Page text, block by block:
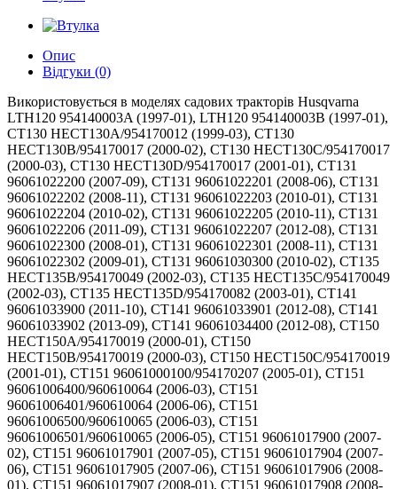
Опис
Відгуки (0)
Використовується в моделях садових тракторів Husqvarna LTH120 954140003A (1997-01), LTH120 954140003B (1997-01), CT130 HECT130A/954170012 (1999-03), CT130 HECT130B/954170017 (2000-02), CT130 HECT130C/954170017 (2000-03), CT130 HECT130D/954170017 (2001-01), CT131 96061022200 (2007-09), CT131 96061022201 (2008-06), CT131 96061022202 (2008-11), CT131 96061022203 (2010-01), CT131 96061022204 (2010-02), CT131 96061022205 (2010-11), CT131 96061022206 (2011-09), CT131 96061022207 (2012-08), CT131 96061022300 (2008-01), CT131 96061022301 (2008-11), CT131 96061022302 (2009-01), CT131 96061030300 (2010-02), CT135 HECT135B/954170049 (2002-03), CT135 HECT135C/954170049 (2002-03), CT135 HECT135D/954170082 (2003-01), CT141 96061033900 (2011-10), CT141 96061033901 (2012-08), CT141 96061033902 (2013-09), CT141 96061034400 (2012-08), CT150 HECT150A/954170019 (2000-01), CT150 HECT150B/954170019 (2000-03), CT150 HECT150C/954170019 (2001-01), CT151 96061000100/954170207 (2005-01), CT151 96061006400/960610064 (2006-03), CT151 96061006401/960610064 (2006-06), CT151 96061006500/960610065 (2006-03), CT151 96061006501/960610065 (2006-05), CT151 96061017900 (2007-02), CT151 96061017901 (2007-05), CT151 96061017904 (2007-06), CT151 96061017905 (2007-06), CT151 96061017906 (2008-01), CT151 96061017907 (2008-01), CT151 96061017908 (2008-09), CT151 96061017909 (2009-01), CT151 96061018000 (2007-02), CT151 96061018001 (2007-05), CT151 96061018002 (2007-05), CT151 96061018003 (2007-05), CT151 96061018004/960610180 (2007-05), CT151 96061018005 (2007-10), CT151 96061018006 (2008-09), CT151 96061018007 (2009-01), CT151 96061018008 (2009-02), CT151 96061027400 (2010-01), CT151 96061027500 (2010-01), CT151 HECT151A/954170207 (2004-01), CT151 HECT151B/954170207 (2004-06), CT151 HECT151C/954170207 (2004-06), CT160 HECT160A/954170020 (2000-02), CT160 HECT160B/954170020 (2000-03), CT160 HECT160D/954170020 (2001-01), CTH130 954140100A (1999-10), CTH130 HECTH130A/954170018 (2000-03), CTH130 HECTH130B/954170018 (2000-03), CTH130 HECTH130C/954170018 (2001-02), CTH130 HECTH130D/954170018 (2001-02), CTH135 HAUCTH135A/954170095 (2003-01), CTH135 HECTH135A/954170050 (2002-01), CTH135 HECTH135B/954170068 (2002-01), CTH135 HECTH135C/954170068 (2002-02), CTH135 HECTH135D/954170068 (2002-03), CTH135 HECTH135E/954170083 (2003-01), CTH140 TWIN (2008-08), CTH140 TWIN 96061018500 (2007-04), CTH140 TWIN 96061018501 (2007-05), CTH140 TWIN 96061018502 (2007-05), CTH140 TWIN 96061018503 (2007-10), CTH140 TWIN 96061018504 (2009-02), CTH140 TWIN 96061019200/960610192 (2007-06), CTH140 TWIN 96061019201/960610192 (2007-06), CTH140 TWIN 96061019202 (2007-09), CTH140 TWIN 96061019203 (2009-04), CTH140 TWIN 96061019204 (2008-09), CTH140 TWIN 96061027900 (2010-01), CTH140 TWIN 96061028000 (2010-01), CTH140XP 96061007100 (2006-01), CTH140XP 96061007101/960610071 (2006-06), CTH140XP 96061014300/960610143 (2006-04), CTH140XP 96061014301/960610143 (2006-06), CTH141 96061032100 (2010-11), CTH141 96061032101 (2011-09), CTH141 96061032102 (2012-08), CTH141 96061032103 (2013-08), CTH141 96061034500 (2012-08), CTH141 96061034501 (2013-08), CTH150 TWIN 96061018100 (2007-04), CTH150 TWIN 96061018101 (2008-07), CTH150 TWIN 96061018102 (2007-09), CTH150 TWIN 96061018103 (2008-09), CTH150 TWIN 96061018200 (2007-04), CTH150 TWIN 96061018201 (2007-05), CTH150 TWIN 96061018203 (2009-01), CTH150 TWIN 96061026000 (2010-01), CTH150 TWIN 96061026100 (2010-01), CTH150 XP 96061000200/954120211 (2005-01), CTH150 XP 96061000201/954120211 (2005-04), CTH150 XP 96061006600 (2006-01), CTH150 XP HAUCT15H42A/954170090 (2003-01), CTH150 XP HECTH150KA/954170076 (2003-01), CTH150 XP HECTH150KB/954170076 (2003-01), CTH150 XP HECTH150KC/954170211 (2004-01), CTH150 XP HECTH150KD/954170211 (2004-06), CTH150 XP HECTH150KE/954170211 (2004-06), CTH150 954140101A (1999-10), CTH150 96061018202 (2007-09), CTH151 T 96061034300 (2012-08), CTH151 T 96061034301 (2013-08), CTH151 XP HAUCT15H36A/954170096 (2004-01), CTH151 XP HAUCT15H36B/954170230 (2004-09), CTH151 XP HAUCT15H36C/954170230 (2004-09), CTH151 XP HAUCT15H36D/954170230 (2004-09), CTH151 XP HAUCT15H36F/954170230 (2005-04), CTH151 XP HAUCT15H36G/954170230 (2005-04), CTH151 XP HAUCT15H36H/954170230 (2005-05), CTH151 96061000300/954170208 (2005-01), CTH151 96061000301/954170208 (2005-04), CTH151 96061006800/960610068 (2006-03), CTH151 96061006801/960610068 (2006-06), CTH151 96061006901/960610069 (2006-05), CTH151 96061020400/960610204 (2007-05), CTH151 96061020401/960610204 (2007-04), CTH151 96061020402/960610204 (2007-05), CTH151 96061020403 (2007-05), CTH151 96061020404 (2008-01), CTH151 96061020405 (2008-11), CTH151 96061027600 (2010-01), CTH151 HAUCT15HK36A/954170229 (2004-09), CTH151 HAUCT15HK36B/954170229 (2004-09), CTH151 HAUCT15HK36C/954170229 (2004-09), CTH151 HAUCT15HK36E/954170229 (2005-01), CTH151 HAUCT15HK36F/954170229 (2005-04), CTH151 HECTH151A/954170208 (2004-01), CTH151 HECTH151B/954170208 (2004-06), CTH151 HECTH151C/954170208 (2004-06), CTH151 HECTH151D/954170208 (2004-06), CTH155 HECTH155A/954170051 (2002-01), CTH155 HECTH155B/954170069 (2002-03), CTH155 HECTH155C/954170069 (2002-03), CTH155 HECTH155D/954170084 (2003-01), CTH155 HECTH155E/954170084 (2003-01), CTH160 II HECTH1602B/954170022 (2000-02), CTH160 II HECTH1602C/954170022 (2001-02), CTH160 II HECTH1602E/954170022 (2001-02), CTH160 HECTH160B/954170013 (1999-03), CTH160 HECTH160C/954170021 (2010-06), CTH160 HECTH160D/954170021 (2000-02), CTH160 HECTH160E/954170021 (2001-02), CTH160 HECTH160F/954170021 (2001-02), CTH170 HECTH170A/954170070 (2002-03), CTH170 HECTH170B/954170052 (2002-03), CTH171 96061000400/954170209 (2005-01), CTH171 96061007001/960610070 (2006-06), CTH171 96061018300 (2007-04), CTH171 96061018301 (2007-05), CTH171 96061018302 (2007-05), CTH171 96061018303 (2008-02), CTH171 96061018304 (2009-03), CTH171 96061018400 (2007-04), CTH171 96061018401 (2007-06), CTH171 96061018402 (2007-05), CTH171 96061018403 (2008-01), CTH171 96061018404 (2008-11), CTH171 96061018404 (2009-03), CTH171 96061027700 (2010-01), CTH171 96061027701 (2010-02), CTH171 96061027800 (2010-01), CTH171 HECTH171A/954170209 (2004-01), CTH171 HECTH171B/954170209 (2004-06), CTH171 HECTH171C/954170209 (2004-06), CTH171 HECTH171D/954170209 (2004-06), CTH172 96061000500/954170210 (2005-01), CTH172 96061000501/954170210 (2005-04), CTH172 96061007200 (2006-01), CTH172 96061007201/960610072 (2006-06), CTH172 HECTH172A/954170210 (2004-01), CTH172 HECTH172B/954170210 (2004-06), CTH172 HECTH172C/954170210 (2004-06), CTH172 HECTH172D/954170210 (2004-06), CTH1736 96061021600/960610216 (2007-04), CTH1736 96061021602 (2008-11), CTH1736 96061021603 (2009-03), CTH180 TWIN 96061018600 (2008-08), CTH180 TWIN 96061018601 (2007-04), CTH180 TWIN 96061018700 (2007-04), CTH180 TWIN 96061018701 (2007-05), CTH180 TWIN 96061018702/960610187 (2007-09), CTH180 XP 96061000600/954170212 (2005-01), CTH180 XP 96061000601/954170212 (2005-05), CTH180 XP 96061007400 (2006-01), CTH180 XP 96061007500/960610075 (2006-03), CTH180 XP HAUCT18H42A/954170091 (2003-01), CTH180 XP HAUCT18H42B/954170091 (2004-01), CTH180 XP HAUCT18H42C/954170231 (2004-09), CTH180 XP HAUCT18H42D/954170231 (2004-09), CTH180 XP HAUCT18H42E/954170231 (2004-09), CTH180 XP HAUCT18H42G/954170231 (2005-04), CTH180 XP HAUCT18H42H/954170231 (2005-05), CTH180 XP HECTH180KA/954170077 (2003-01), CTH180 XP HECTH180KB/954170077 (2003-01), CTH180 XP HECTH180KC/954170212 (2004-01), CTH180 XP HECTH180KD/954170212 (2004-09), CTH180 XP HECTH180KE/954170212 (2004-06), CTH182 T 96061031000 (2010-11), CTH182 T 96061031800 (2010-11), CTH191 96061000700/954170239 (2005-01), CTH191 96061000701/954170239 (2005-04), CTH191 96061007600/960610076 (2006-03), CTH191 96061007601/960610076 (2006-05), CTH191 96061007700 (2006-01), CTH191 96061007701/960610077 (2006-05), CTH191 96061018800 (2007-02), CTH191 96061018801 (2007-04), CTH191 96061018802 (2007-05), CTH191 96061018803 (2007-10), CTH191 96061018804 (2008-09), CTH191 96061018805 (2009-01), CTH191 96061018806 (2010-01), CTH191 96061018900 (2007-02), CTH191 96061018902 (2008-01), CTH191 96061018903 (2008-11), CTH191 96061018904 (2010-01), CTH192 96061030900 (2010-12), CTH192 96061031700 (2010-12), CTH200 TWIN 96061022600 (2007-10), CTH200 TWIN 96061022601 (2008-09), CTH200 TWIN 96061022700 (2008-01), CTH200 TWIN 96061022701 (2008-11), CTH200 TWIN 96061026200 (2010-01), CTH200 TWIN 96061026300 (2010-01), CTH200 954170071 (2002-01), CTH200 HECTH200A/954170053 (2002-01), CTH200 HECTH200B/954170071 (2002-03), CTH200 HECTH200C/954170071 (2002-03), CTH2036 T 96061021702 (2008-11), CTH2036 T 96061021703 (2009-04), CTH2036 TWIN 96061021700/960610217 (2007-04), CTH2036 XP 96061015800 (2006-01), CTH2038 96061030400 (2010-02), CTH2038 96061030401 (2010-06), CTH2038 96061030402 (2011-02), CTH2038 96061030403 (2011-06), CTH210 XP 96061000800/954170213 (2005-01), CTH210 XP 96061000801/954170213 (2005-04), CTH210 XP 96061007800 (2006-01), CTH210 XP 96061007900 (2006-01), CTH210 XP HECTH210KA/954170078 (2003-01), CTH210 XP HECTH210KB/954170213 (2004-01), CTH210 XP HECTH210KC/954170213 (2004-06), CTH210 XP HECTH210KD/954170213 (2004-06), CTH222 T 96061031100 (2010-11), CTH222 T 96061031900 (2010-11), CTH2238 TE 96061030500 (2010-02), CTH2238 TE 96061033700 (2011-06), CTH2542 T 96061021801 (2008-11), CTH2542 T 96061021802 (2009-03), CTH2542 TWIN 96061021800/960610218 (2007-04), CTH2542 XP 96061015900 (2006-01), CTH2642 TE 96061030600 (2010-03), CTH2642 TE 96061030601 (2011-02), CTH2642 TE 96061033800 (2011-05), GT190 HEGT190A/954820051 (1996-01), GT200 954002012A (1995-06), GT200 954140011A (1997-01), GT200 954830156A (1995-08), GT200 HCGTK200A/954840001 (1996-01), GT2254 96023000500 (2005-05), GT2254 96025000200 (2005-05), GT2254 96025000201 (2005-06), GT2254 96025000202 (2005-06), GTH200 954001122VA/954001992 (1995-03), GTH200 954002022A (1995-05), GTH200 954140046A (1998-09), GTH200 954140046B (1998-07), GTH200 954140046C (1999-04), GTH200 954140046D (1999-05), GTH200